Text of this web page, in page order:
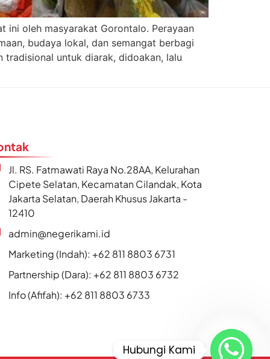
ini oleh masyarakat Gorontalo. Perayaan
budaya lokal, dan semangat berbagi
tradisional untuk diarak, didoakan, lalu
Jl. RS. Fatmawati Raya No.28AA, Kelurahan
Cipete Selatan, Kecamatan Cilandak, Kota
Jakarta Selatan, Daerah Khusus Jakarta -
12410
admin@negerikami.id
Marketing (Indah): +62 811 8803 6731
Partnership (Dara): +62 811 8803 6732
Info (Afifah): +62 811 8803 6733
Hubungi Kami